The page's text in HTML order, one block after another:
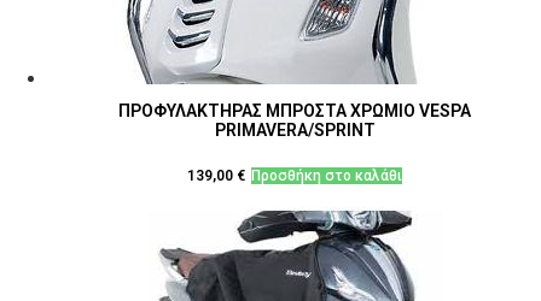
ΠΡΟΦΥΛΑΚΤΗΡΑΣ ΜΠΡΟΣΤΑ ΧΡΩΜΙΟ VESPA
PRIMAVERA/SPRINT
139,00 € Προσθήκη στο καλάθι